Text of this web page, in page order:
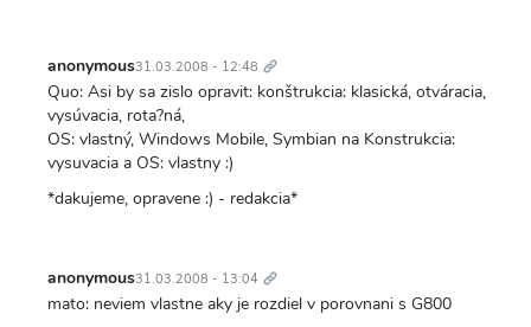
anonymous31.03.2008 - 12:48 odkaz
Quo: Asi by sa zislo opravit: konštrukcia: klasická, otváracia,
vysúvacia, rota?ná,
OS: vlastný, Windows Mobile, Symbian na Konstrukcia:
vysuvacia a OS: vlastny :)
*dakujeme, opravene :) - redakcia*
anonymous31.03.2008 - 13:04 odkaz
mato: neviem vlastne aky je rozdiel v porovnani s G800